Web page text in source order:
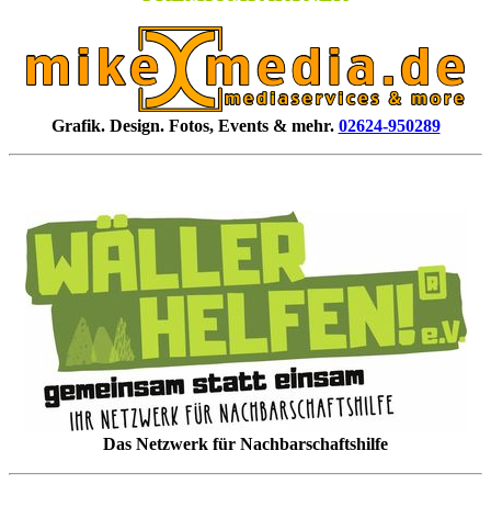
Grafik. Design. Fotos, Events & mehr. 02624-950289
Das Netzwerk für Nachbarschaftshilfe